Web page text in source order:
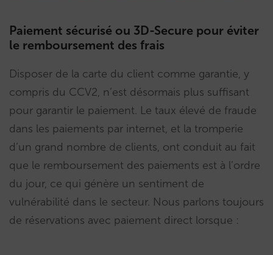
Paiement sécurisé ou 3D-Secure pour éviter
le remboursement des frais
Disposer de la carte du client comme garantie, y
compris du CCV2, n’est désormais plus suffisant
pour garantir le paiement. Le taux élevé de fraude
dans les paiements par internet, et la tromperie
d’un grand nombre de clients, ont conduit au fait
que le remboursement des paiements est à l’ordre
du jour, ce qui génère un sentiment de
vulnérabilité dans le secteur. Nous parlons toujours
de réservations avec paiement direct lorsque :